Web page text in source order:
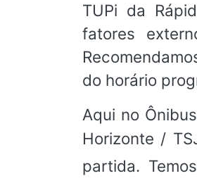
TUPi da
fatores
do horário
Aqui no
Horizonte /
partida.